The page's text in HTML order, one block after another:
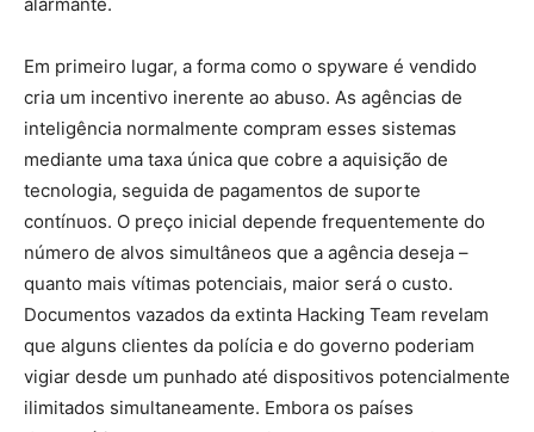
Em primeiro lugar, a forma como o spyware é vendido
cria um incentivo inerente ao abuso. As agências de
inteligência normalmente compram esses sistemas
mediante uma taxa única que cobre a aquisição de
tecnologia, seguida de pagamentos de suporte
contínuos. O preço inicial depende frequentemente do
número de alvos simultâneos que a agência deseja –
quanto mais vítimas potenciais, maior será o custo.
Documentos vazados da extinta Hacking Team revelam
que alguns clientes da polícia e do governo poderiam
vigiar desde um punhado até dispositivos potencialmente
ilimitados simultaneamente. Embora os países